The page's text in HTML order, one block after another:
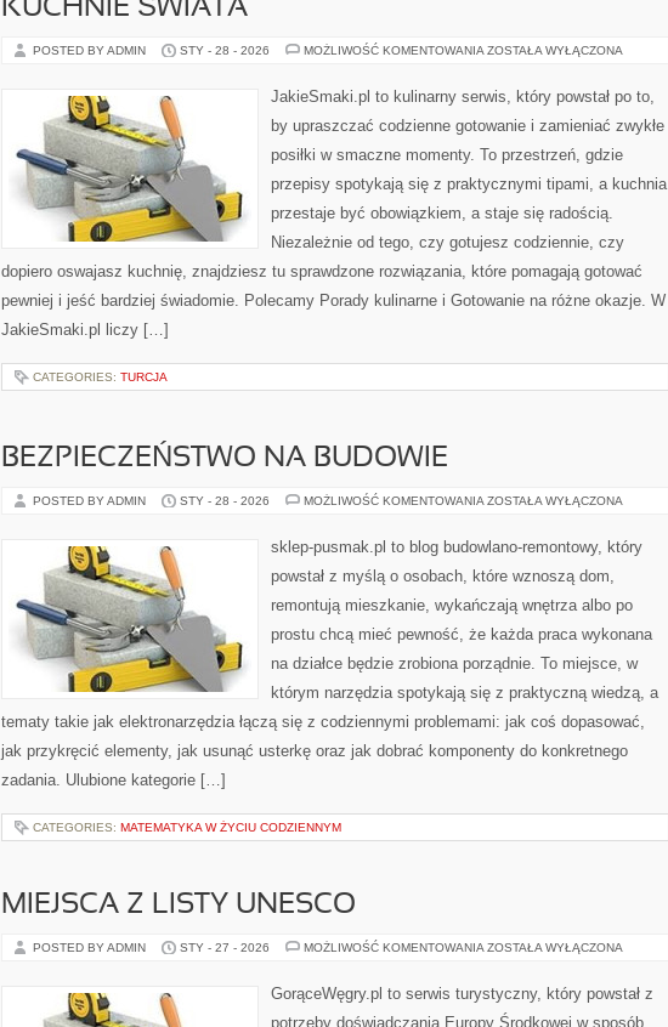
KUCHNIE ŚWIATA
POSTED BY ADMIN STY - 28 - 2026 MOŻLIWOŚĆ KOMENTOWANIA KUCHNIE
ZOSTAŁA WYŁĄCZONA
JakieSmaki.pl to kulinarny serwis, który powstał po to,
by upraszczać codzienne gotowanie i zamieniać zwykłe
posiłki w smaczne momenty. To przestrzeń, gdzie
przepisy spotykają się z praktycznymi tipami, a kuchnia
przestaje być obowiązkiem, a staje się radością.
Niezależnie od tego, czy gotujesz codziennie, czy
dopiero oswajasz kuchnię, znajdziesz tu sprawdzone rozwiązania, które pomagają gotować
pewniej i jeść bardziej świadomie. Polecamy Porady kulinarne i Gotowanie na różne okazje. W
JakieSmaki.pl liczy […]
CATEGORIES: TURCJA
BEZPIECZEŃSTWO NA BUDOWIE
POSTED BY ADMIN STY - 28 - 2026 MOŻLIWOŚĆ KOMENTOWANIA BEZPIECZEŃSTWO
ZOSTAŁA WYŁĄCZONA
sklep-pusmak.pl to blog budowlano-remontowy, który
powstał z myślą o osobach, które wznoszą dom,
remontują mieszkanie, wykańczają wnętrza albo po
prostu chcą mieć pewność, że każda praca wykonana
na działce będzie zrobiona porządnie. To miejsce, w
którym narzędzia spotykają się z praktyczną wiedzą, a
tematy takie jak elektronarzędzia łączą się z codziennymi problemami: jak coś dopasować,
jak przykręcić elementy, jak usunąć usterkę oraz jak dobrać komponenty do konkretnego
zadania. Ulubione kategorie […]
CATEGORIES: MATEMATYKA W ŻYCIU CODZIENNYM
MIEJSCA Z LISTY UNESCO
POSTED BY ADMIN STY - 27 - 2026 MOŻLIWOŚĆ KOMENTOWANIA MIEJSCA
UNESCO
ZOSTAŁA WYŁĄCZONA
GorąceWęgry.pl to serwis turystyczny, który powstał z
potrzeby doświadczania Europy Środkowej w sposób